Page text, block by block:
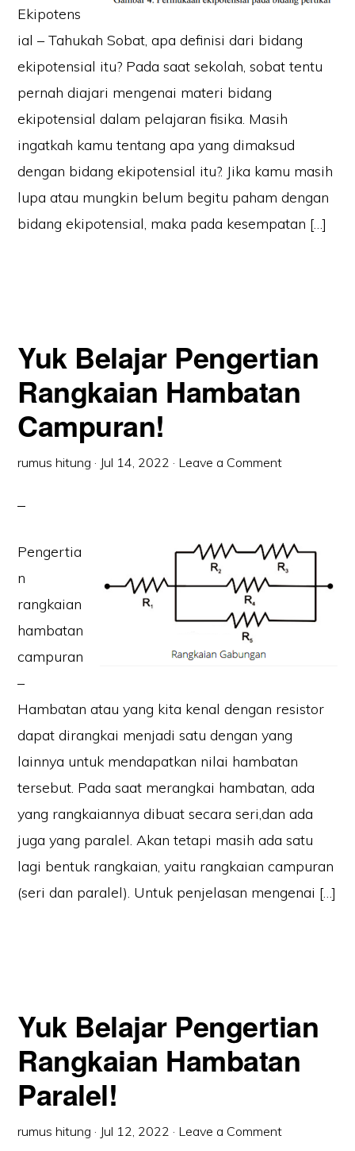
Ekipotens
ial – Tahukah Sobat, apa definisi dari bidang
ekipotensial itu? Pada saat sekolah, sobat tentu
pernah diajari mengenai materi bidang
ekipotensial dalam pelajaran fisika. Masih
ingatkah kamu tentang apa yang dimaksud
dengan bidang ekipotensial itu?. Jika kamu masih
lupa atau mungkin belum begitu paham dengan
bidang ekipotensial, maka pada kesempatan […]
Yuk Belajar Pengertian
Rangkaian Hambatan
Campuran!
rumus hitung · Jul 14, 2022 · Leave a Comment
Pengertia
n
rangkaian
hambatan
campuran
–
Hambatan atau yang kita kenal dengan resistor
dapat dirangkai menjadi satu dengan yang
lainnya untuk mendapatkan nilai hambatan
tersebut. Pada saat merangkai hambatan, ada
yang rangkaiannya dibuat secara seri,dan ada
juga yang paralel. Akan tetapi masih ada satu
lagi bentuk rangkaian, yaitu rangkaian campuran
(seri dan paralel). Untuk penjelasan mengenai […]
Yuk Belajar Pengertian
Rangkaian Hambatan
Paralel!
rumus hitung · Jul 12, 2022 · Leave a Comment